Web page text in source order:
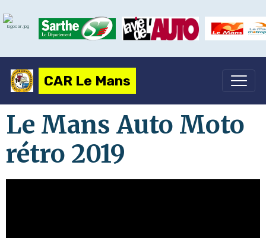
CAR Le Mans
Le Mans Auto Moto
rétro 2019